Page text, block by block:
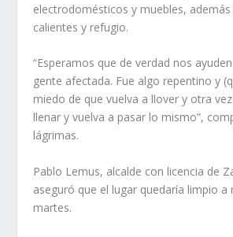
electrodomésticos y muebles,
calientes y refugio.
“Esperamos que de verdad nos
gente afectada. Fue algo repentino y
miedo de que vuelva a llover y otra
llenar y vuelva a pasar lo mismo”,
lágrimas.
Pablo Lemus, alcalde con licencia de
aseguró que el lugar quedaría limpio a
martes.